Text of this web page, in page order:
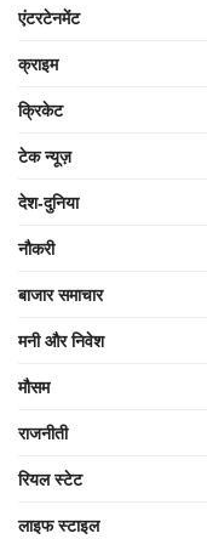
एंटरटेनमेंट
क्राइम
क्रिकेट
टेक न्यूज़
देश-दुनिया
नौकरी
बाजार समाचार
मनी और निवेश
मौसम
राजनीती
रियल स्टेट
लाइफ स्टाइल